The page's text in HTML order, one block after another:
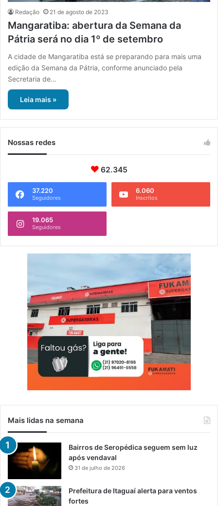
Redação 21 de agosto de 2023
Mangaratiba: abertura da Semana da
Pátria será no dia 1º de setembro
A cidade de Mangaratiba está se preparando para mais uma
edição da Semana da Pátria, conforme anunciado pela
Secretaria de…
Leia mais »
Nossas redes
62.345
37.220
Seguidores
6.060
Inscritos
19.065
Seguidores
Mais lidas na semana
Bairros de Seropédica seguem sem luz
após vendaval
31 de julho de 2026
Prefeitura de Itaguaí alerta para ventos
fortes